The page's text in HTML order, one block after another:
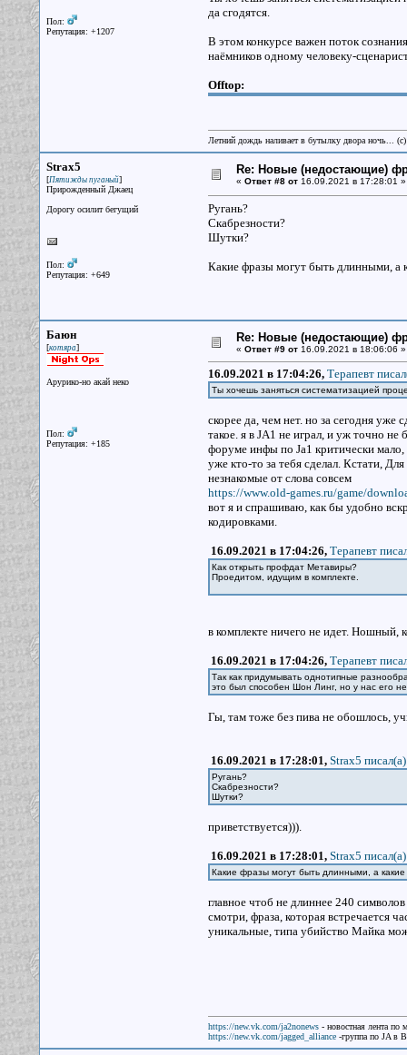
Пол:
Репутация: +1207
да сгодятся.
В этом конкурсе важен поток
наёмников одному человеку-
Offtop:
Летний дождь наливает в бутылку двора ночь...
Strax5
[Пятижды пуганый]
Прирожденный Джаец
Дорогу осилит бегущий
Пол:
Репутация: +649
Re: Новые (недостающие)
« Ответ #8 от16.09.2021 в 17:28:01 »
Ругань?
Скабрезности?
Шутки?
Какие фразы могут быть длинными, а
Баюн
[котяра]
Арурико-но акай неко
Пол:
Репутация: +185
Re: Новые (недостающие)
« Ответ #9 от16.09.2021 в 18:06:06 »
16.09.2021 в 17:04:26, Терапевт
Ты хочешь заняться систематизацией
скорее да, чем нет. но за сегодня уже
такое. я в JA1 не играл, и уж точно
форуме инфы по Ja1 критически мало,
уже кто-то за тебя сделал. Кстати,
незнакомые от слова совсем
https://www.old-games.ru/game/
вот я и спрашиваю, как бы удобно
кодировками.
16.09.2021 в 17:04:26, Терапевт
Как открыть профдат Метавиры?
Проедитом, идущим в комплекте.
в комплекте ничего не идет. Ношный,
16.09.2021 в 17:04:26, Терапевт
Так как придумывать однотипные
это был способен Шон Линг, но у нас его
Гы, там тоже без пива не обошлось,
16.09.2021 в 17:28:01, Strax5 писал(a)
Ругань?
Скабрезности?
Шутки?
приветствуется))).
16.09.2021 в 17:28:01, Strax5 писал(a)
Какие фразы могут быть длинными, а какие
главное чтоб не длиннее 240 символов
смотри, фраза, которая встречается
уникальные, типа убийство Майка
https://new.vk.com/ja2nonews- новостная лента по
https://new.vk.com/jagged_alliance-группа по JA в